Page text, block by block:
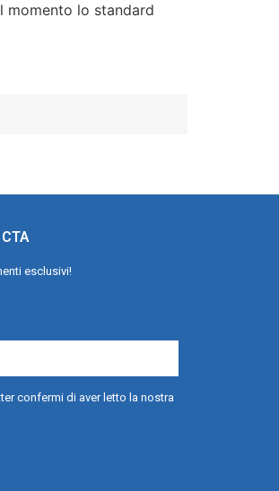
momento lo standard
esclusivi!
confermi di aver letto la nostra